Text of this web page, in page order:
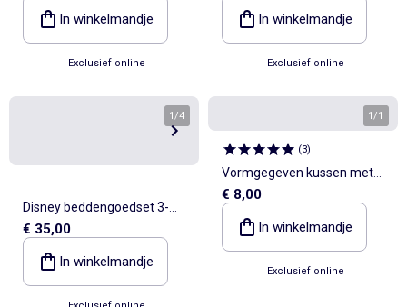
In winkelmandje
Exclusief online
In winkelmandje
Exclusief online
1 /4
Disney beddengoedset 3-
delig - 1 dekbedovertrek voor
2 personen + 2 kussenslopen
€ 35,00
In winkelmandje
1 /1
(3)
Vormgegeven kussen met
'Hello Kitty'-print
€ 8,00
In winkelmandje
Exclusief online